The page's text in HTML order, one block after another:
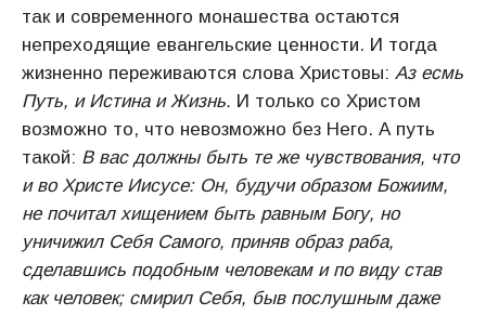
так и современного монашества остаются
непреходящие евангельские ценности. И тогда
жизненно переживаются слова Христовы: Аз есмь
Путь, и Истина и Жизнь. И только со Христом
возможно то, что невозможно без Него. А путь
такой: В вас должны быть те же чувствования, что
и во Христе Иисусе: Он, будучи образом Божиим,
не почитал хищением быть равным Богу, но
уничижил Себя Самого, приняв образ раба,
сделавшись подобным человекам и по виду став
как человек; смирил Себя, быв послушным даже